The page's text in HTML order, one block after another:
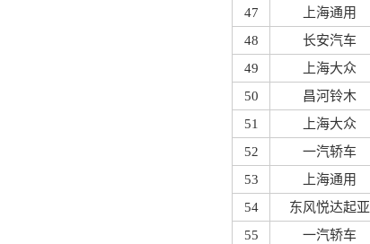
47
上海通用
48
长安汽车
49
上海大众
50
昌河铃木
51
上海大众
52
一汽轿车
53
上海通用
54
东风悦达起亚
55
一汽轿车